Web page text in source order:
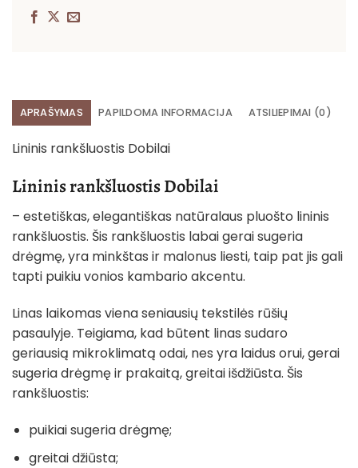
APRAŠYMAS PAPILDOMA INFORMACIJA ATSILIEPIMAI (0)
Lininis rankšluostis Dobilai
Lininis rankšluostis Dobilai
– estetiškas, elegantiškas natūralaus pluošto lininis
rankšluostis. Šis rankšluostis labai gerai sugeria
drėgmę, yra minkštas ir malonus liesti, taip pat jis gali
tapti puikiu vonios kambario akcentu.
Linas laikomas viena seniausių tekstilės rūšių
pasaulyje. Teigiama, kad būtent linas sudaro
geriausią mikroklimatą odai, nes yra laidus orui, gerai
sugeria drėgmę ir prakaitą, greitai išdžiūsta. Šis
rankšluostis:
puikiai sugeria drėgmę;
greitai džiūsta;